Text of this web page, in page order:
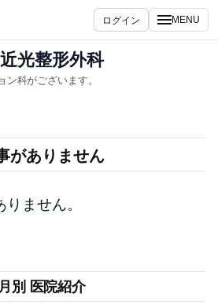
ログイン MENU
光整形外科
科がございます。
がありません
ません。
月別 医院紹介